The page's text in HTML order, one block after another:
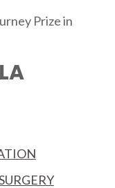
Prize in